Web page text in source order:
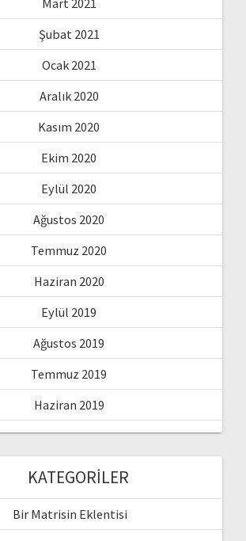
Şubat 2021
Ocak 2021
Aralık 2020
Kasım 2020
Ekim 2020
Eylül 2020
Ağustos 2020
Temmuz 2020
Haziran 2020
Eylül 2019
Ağustos 2019
Temmuz 2019
Haziran 2019
KATEGORILER
Bir Matrisin Eklentisi